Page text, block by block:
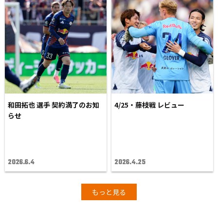
和田拓也 選手 契約満了のお知
らせ
2026.6.4
4/25・藤枝戦 レビュー
2026.4.25
もっと見る